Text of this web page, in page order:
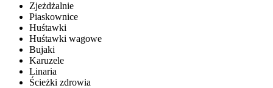
Zjeżdżalnie
Piaskownice
Huśtawki
Huśtawki wagowe
Bujaki
Karuzele
Linaria
Ścieżki zdrowia